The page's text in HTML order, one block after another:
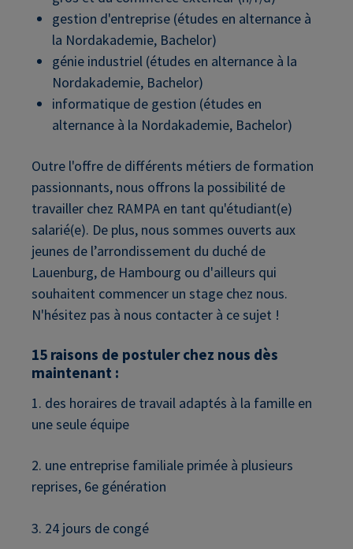
gestion d'entreprise (études en alternance à
la Nordakademie, Bachelor)
génie industriel (études en alternance à la
Nordakademie, Bachelor)
informatique de gestion (études en
alternance à la Nordakademie, Bachelor)
Outre l'offre de différents métiers de formation
passionnants, nous offrons la possibilité de
travailler chez RAMPA en tant qu'étudiant(e)
salarié(e). De plus, nous sommes ouverts aux
jeunes de l’arrondissement du duché de
Lauenburg, de Hambourg ou d'ailleurs qui
souhaitent commencer un stage chez nous.
N'hésitez pas à nous contacter à ce sujet !
15 raisons de postuler chez nous dès
maintenant :
1. des horaires de travail adaptés à la famille en
une seule équipe
2. une entreprise familiale primée à plusieurs
reprises, 6e génération
3. 24 jours de congé